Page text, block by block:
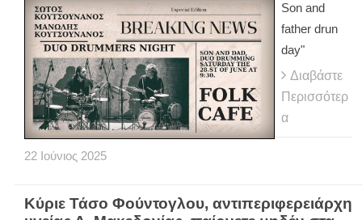
Son and
father drun
day"
Διαβάστε
Περισσότερ
α
22 Ιούνιος 2025
Κύριε Τάσο Φούντογλου, αντιπεριφερειάρχη